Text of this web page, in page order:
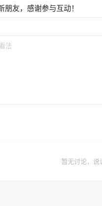
朋友，感谢参与互动！
暂无讨论，说